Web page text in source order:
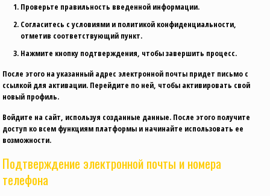
Проверьте правильность введенной информации.
Согласитесь с условиями и политикой конфиденциальности,
отметив соответствующий пункт.
Нажмите кнопку подтверждения, чтобы завершить процесс.
После этого на указанный адрес электронной почты придет письмо с
ссылкой для активации. Перейдите по ней, чтобы активировать свой
новый профиль.
Войдите на сайт, используя созданные данные. После этого получите
доступ ко всем функциям платформы и начинайте использовать ее
возможности.
Подтверждение электронной почты и номера
телефона